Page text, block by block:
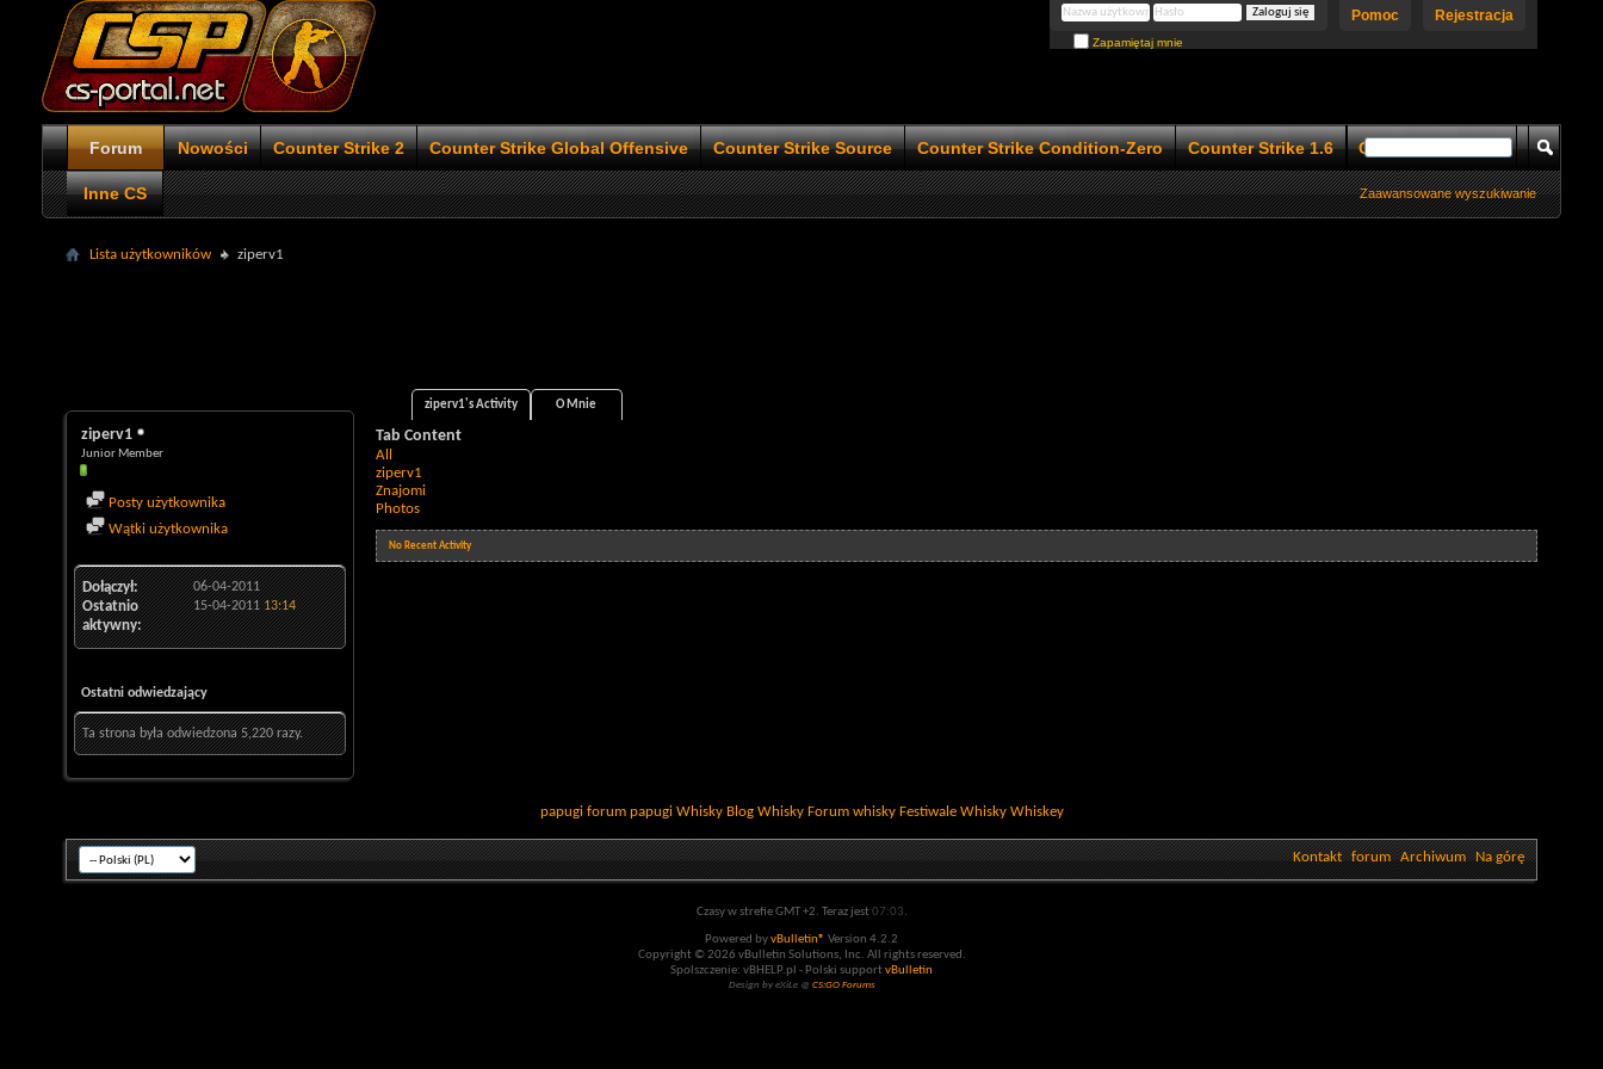
Rejestracja
Pomoc
Zapamiętaj mnie
Forum Nowości Counter Strike 2 Counter Strike Global Offensive Counter Strike Source Counter Strike Condition-Zero Counter Strike 1.6 Counter Strike 1.5
Inne CS Zaawansowane wyszukiwanie
Lista użytkowników ziperv1
ziperv1
Junior Member
Posty użytkownika
Wątki użytkownika
Dołączył 06-04-2011
Ostatnio
aktywny
15-04-201113:14
Ostatni odwiedzający
Ta strona była odwiedzona5,220razy.
ziperv1's Activity O Mnie
Tab Content
All
ziperv1
Znajomi
Photos
No Recent Activity
papugi forum papugi Whisky Blog Whisky Forum whisky Festiwale Whisky Whiskey
Kontakt forum Archiwum Na górę
Czasy w strefie GMT +2. Teraz jest07:03.
Powered byvBulletin® Version 4.2.2
Copyright © 2026 vBulletin Solutions, Inc. All rights reserved.
Spolszczenie: vBHELP.pl - Polski supportvBulletin
Design by eXiLe @ CS:GO Forums